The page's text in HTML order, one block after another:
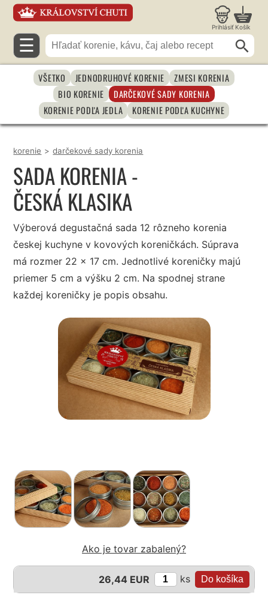
Prihlásiť Košík
☰
VŠETKO JEDNODRUHOVÉ KORENIE
ZMESI KORENIA
BIO KORENIE
DARČEKOVÉ SADY KORENIA
KORENIE PODĽA JEDLA
KORENIE PODĽA KUCHYNE
korenie > darčekové sady korenia
SADA KORENIA -
ČESKÁ KLASIKA
Výberová degustačná sada 12 rôzneho korenia
českej kuchyne v kovových koreničkách. Súprava
má rozmer 22 x 17 cm. Jednotlivé koreničky majú
priemer 5 cm a výšku 2 cm. Na spodnej strane
každej koreničky je popis obsahu.
Ako je tovar zabalený?
26,44 EUR ks